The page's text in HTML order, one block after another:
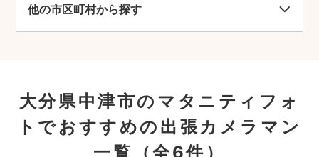
他の市区町村から探す
大分県中津市のマタニティフォ
トでおすすめの出張カメラマン
一覧
（全6件）